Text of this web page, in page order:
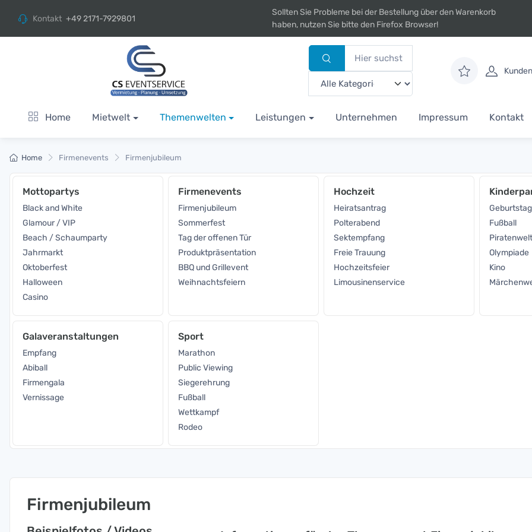
Kontakt +49 2171-7929801
Sollten Sie Probleme bei der Bestellung über den Warenkorb
haben, nutzen Sie bitte den Firefox Browser!
Home Mietwelt Themenwelten Leistungen Unternehmen Impressum Kontakt
Home Firmenevents Firmenjubileum
Mottopartys
Black and White
Glamour / VIP
Beach / Schaumparty
Jahrmarkt
Oktoberfest
Halloween
Casino
Firmenevents
Firmenjubileum
Sommerfest
Tag der offenen Tür
Produktpräsentation
BBQ und Grillevent
Weihnachtsfeiern
Hochzeit
Heiratsantrag
Polterabend
Sektempfang
Freie Trauung
Hochzeitsfeier
Limousinenservice
Geburtstag
Fußball
Piratenwelt
Olympiade
Kino
Galaveranstaltungen
Empfang
Abiball
Firmengala
Vernissage
Sport
Marathon
Public Viewing
Siegerehrung
Fußball
Wettkampf
Rodeo
Firmenjubileum